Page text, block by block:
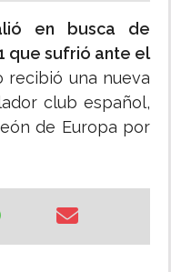
en busca de
que sufrió ante el
recibió una nueva
club español,
de Europa por